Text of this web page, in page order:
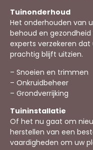
Tuinonderhoud
Het onderhouden van
behoud en
experts verzekeren
prachtig blijft uitzien.
– Snoeien en trimmen
– Onkruidbeheer
– Grondverrijking
Tuininstallatie
Of het nu gaat om
herstellen van een
vaardigheden om uw